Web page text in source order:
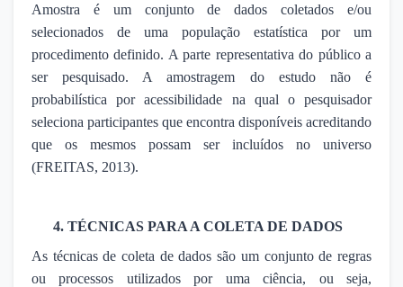
Amostra é um conjunto de dados coletados e/ou
selecionados de uma população estatística por um
procedimento definido. A parte representativa do público a
ser pesquisado. A amostragem do estudo não é
probabilística por acessibilidade na qual o pesquisador
seleciona participantes que encontra disponíveis acreditando
que os mesmos possam ser incluídos no universo
(FREITAS, 2013).
4. TÉCNICAS PARA A COLETA DE DADOS
As técnicas de coleta de dados são um conjunto de regras
ou processos utilizados por uma ciência, ou seja,